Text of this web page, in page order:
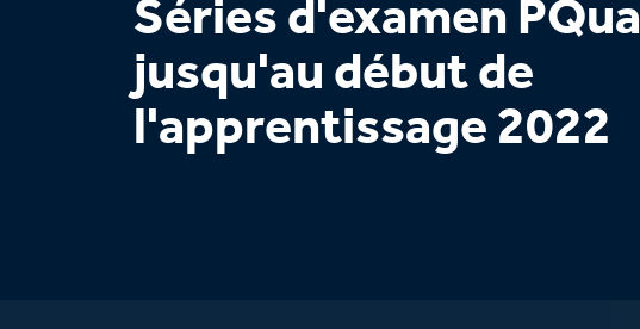
Séries d'examen PQual
jusqu'au début de
l'apprentissage 2022